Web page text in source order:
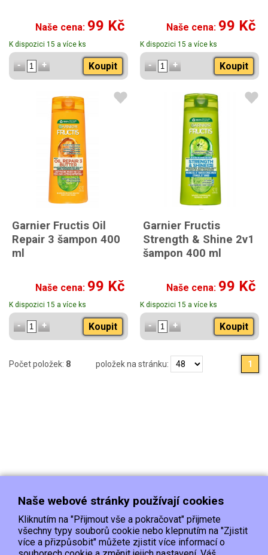
Naše cena: 99 Kč
K dispozici 15 a více ks
Koupit
Naše cena: 99 Kč
K dispozici 15 a více ks
Koupit
Garnier Fructis Oil
Repair 3 šampon 400
ml
Naše cena: 99 Kč
K dispozici 15 a více ks
Koupit
Garnier Fructis
Strength & Shine 2v1
šampon 400 ml
Naše cena: 99 Kč
K dispozici 15 a více ks
Koupit
Počet položek: 8 položek na stránku: 1
Naše webové stránky používají cookies
Kliknutím na "Přijmout vše a pokračovat" přijmete
všechny typy souborů cookie nebo klepnutím na "Zjistit
více a přizpůsobit" můžete zjistit více informací o